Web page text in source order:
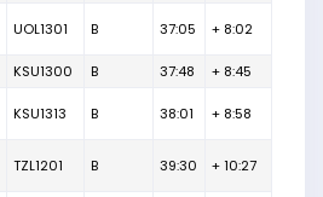
UOL1301 B 37:05 + 8:02
KSU1300 B 37:48 + 8:45
KSU1313 B 38:01 + 8:58
TZL1201 B 39:30 + 10:27